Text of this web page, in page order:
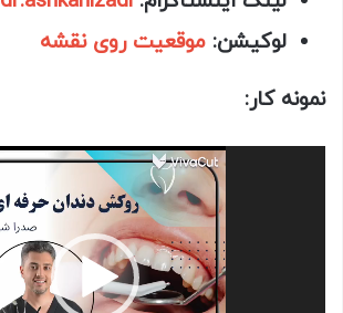
لوکیشن: موقعیت روی نقشه
نمونه کار:
نمایشگر
ویدیو